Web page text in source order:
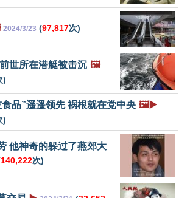
2024/3/23 (97,817次)
世所在潜艇被击沉 🖼️
)
品”遥遥领先 祸根就在党中央 🖼️▶️
)
他神奇的躲过了燕郊大
140,222次)